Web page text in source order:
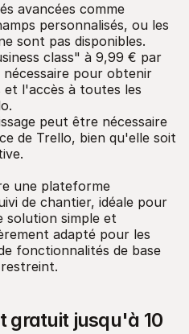
avancées comme
personnalisés, ou les
sont pas disponibles.
class" à 9,99 € par
pour obtenir
et l'accès à toutes les
peut être nécessaire
de Trello, bien qu'elle soit
une plateforme
de chantier, idéale pour
solution simple et
adapté pour les
fonctionnalités de base
gratuit jusqu'à 10